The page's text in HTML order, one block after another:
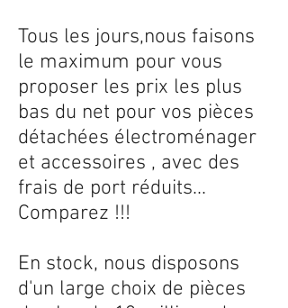
Tous les jours,nous faisons
le maximum pour vous
proposer les prix les plus
bas du net pour vos pièces
détachées électroménager
et accessoires , avec des
frais de port réduits...
Comparez !!!
En stock, nous disposons
d'un large choix de pièces